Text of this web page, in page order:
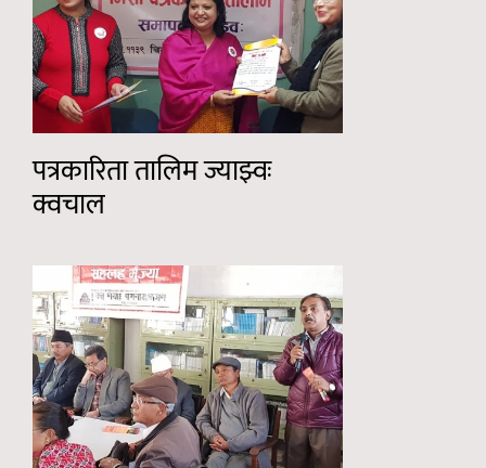
पत्रकारिता तालिम ज्याझ्वः
क्वचाल